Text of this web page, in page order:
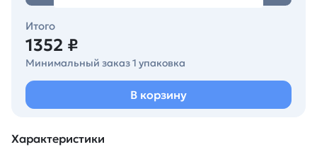
Итого
1352 ₽
Минимальный заказ 1 упаковка
В корзину
Характеристики